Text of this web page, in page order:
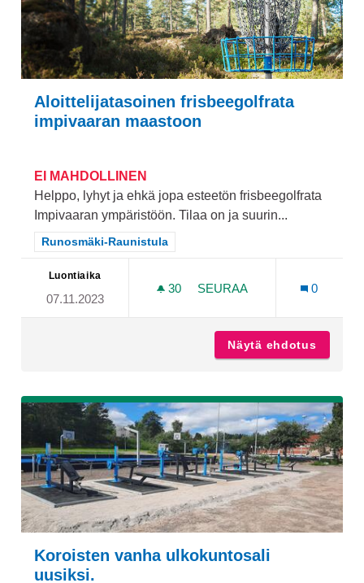
Aloittelijatasoinen frisbeegolfrata
impivaaran maastoon
EI MAHDOLLINEN
Helppo, lyhyt ja ehkä jopa esteetön frisbeegolfrata
Impivaaran ympäristöön. Tilaa on ja suurin...
Rajaa tulokset teeman mukaan: Runosmäki-Raunistula
Runosmäki-Raunistula
Luontiaika
07.11.2023
30 30 SEURAAJAA
SEURAA
0
Näytä ehdotus
Koroisten vanha ulkokuntosali
uusiksi.